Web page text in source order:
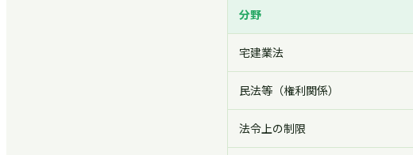
分野
宅建業法
民法等（権利関係）
法令上の制限